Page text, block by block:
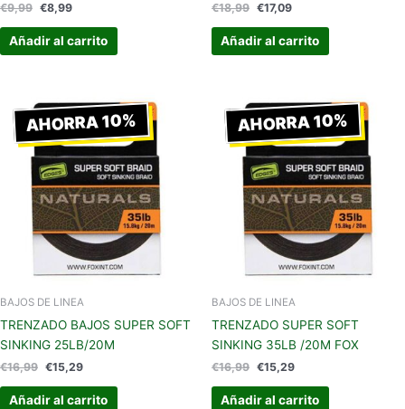
€9,99 €8,99
Añadir al carrito
€18,99 €17,09
Añadir al carrito
AHORRA 10%
BAJOS DE LINEA
TRENZADO BAJOS SUPER SOFT
SINKING 25LB/20M
€16,99
precio
original
era:
€16,99.
€15,29
precio
actual
es:
€15,29.
Añadir al carrito
AHORRA 10%
BAJOS DE LINEA
TRENZADO SUPER SOFT
SINKING 35LB /20M FOX
€16,99
precio
original
era:
€16,99.
€15,29
precio
actual
es:
€15,29.
Añadir al carrito